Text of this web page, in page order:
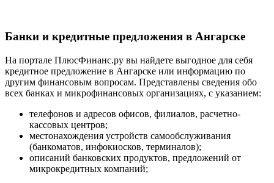
Банки и кредитные предложения в Ангарске
На портале ПлюсФинанс.ру вы найдете выгодное для себя
кредитное предложение в Ангарске или информацию по
другим финансовым вопросам. Представлены сведения обо
всех банках и микрофинансовых организациях, с указанием:
телефонов и адресов офисов, филиалов, расчетно-
кассовых центров;
местонахождения устройств самообслуживания
(банкоматов, инфокиосков, терминалов);
описаний банковских продуктов, предложений от
микрокредитных компаний;